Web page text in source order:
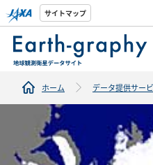
サイトマップ
ホーム データ提供サー